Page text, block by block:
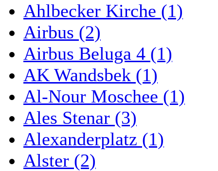
Ahlbecker Kirche (1)
Airbus (2)
Airbus Beluga 4 (1)
AK Wandsbek (1)
Al-Nour Moschee (1)
Ales Stenar (3)
Alexanderplatz (1)
Alster (2)